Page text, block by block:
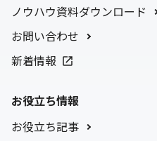
ノウハウ資料ダウンロード
お問い合わせ
新着情報
お役立ち情報
お役立ち記事